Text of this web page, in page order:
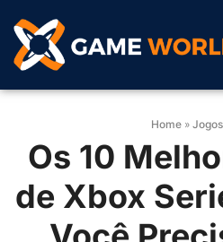
Home»
Os 10
de Xbox